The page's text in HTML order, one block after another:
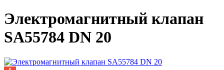
Электромагнитный клапан
SA55784 DN 20